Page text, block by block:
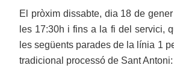
El pròxim dissabte, dia 18 de
les 17:30h i fins a la fi del servici,
les següents parades de la línia 1
tradicional processó de Sant Antoni: